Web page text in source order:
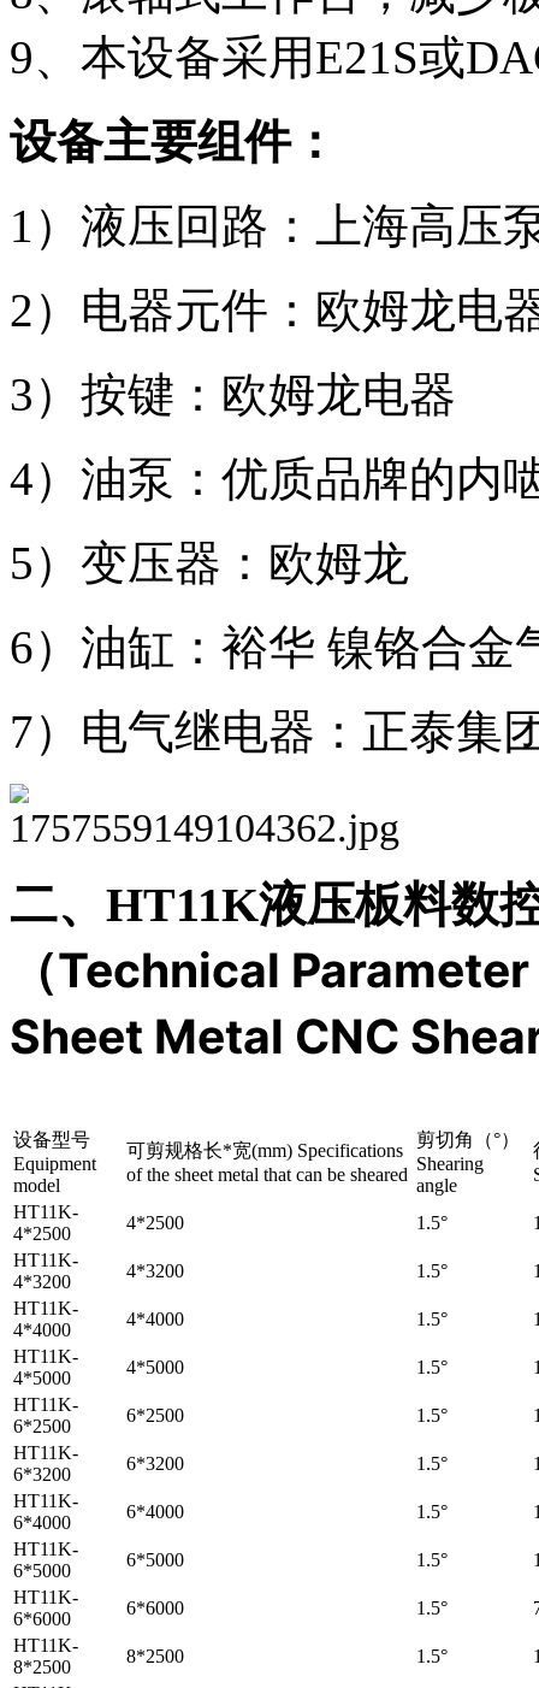
9、本设备采用E21S或
设备主要组件：
1）液压回路：上海高压
2）电器元件：欧姆龙电
3）按键：欧姆龙电器
4）油泵：优质品牌的内
5）变压器：欧姆龙
6）油缸：裕华 镍铬合金
7）电气继电器：正泰集
二、HT11K液压板料数
（Technical
Sheet Metal CNC
设备型号
Equipment
model
可剪规格长*宽(mm) Specifications
of the sheet metal that can be sheared
剪切角（°）
Shearing
angle
HT11K-
4*2500
4*2500 1.5°
HT11K-
4*3200
4*3200 1.5°
HT11K-
4*4000
4*4000 1.5°
HT11K-
4*5000
4*5000 1.5°
HT11K-
6*2500
6*2500 1.5°
HT11K-
6*3200
6*3200 1.5°
HT11K-
6*4000
6*4000 1.5°
HT11K-
6*5000
6*5000 1.5°
HT11K-
6*6000
6*6000 1.5°
HT11K-
8*2500
8*2500 1.5°